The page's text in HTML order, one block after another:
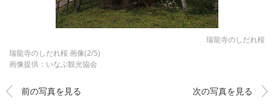
瑞龍寺のしだれ桜
瑞龍寺のしだれ桜 画像(2/5)
画像提供：いなぶ観光協会
前の写真を見る 次の写真を見る